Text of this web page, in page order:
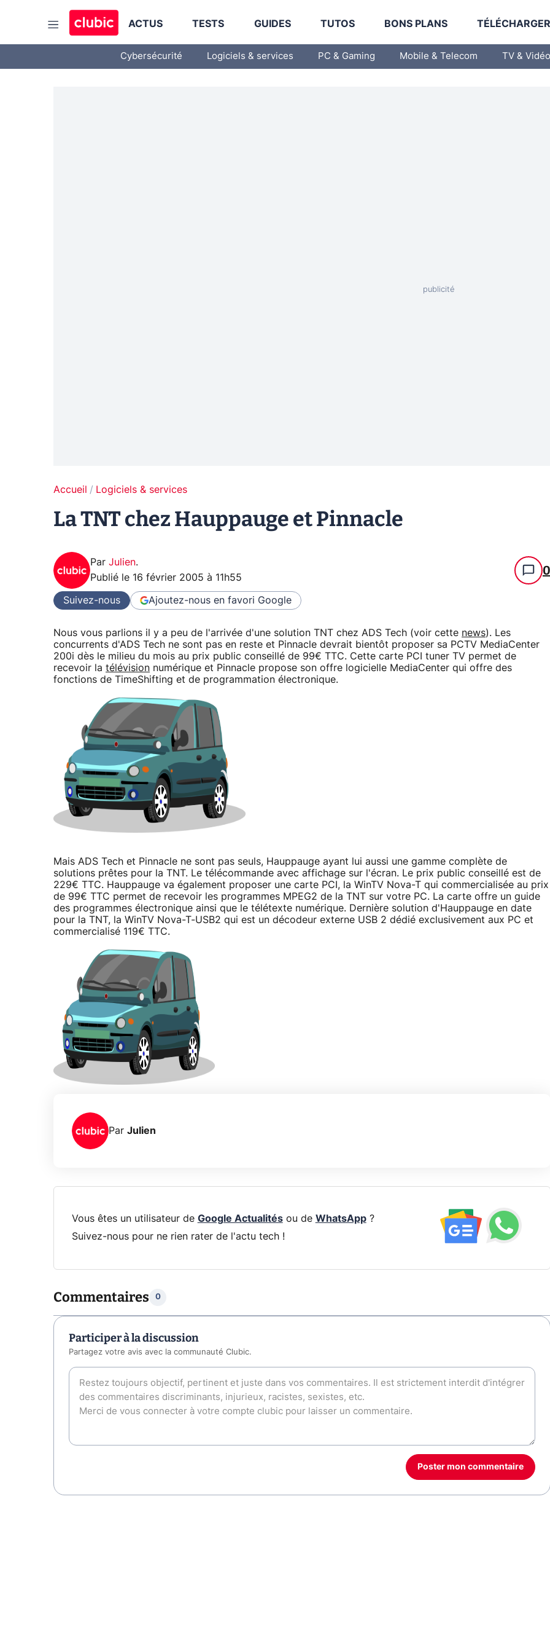
ACTUS TESTS GUIDES TUTOS BONS PLANS
Cybersécurité Logiciels & services PC & Gaming Mobile & Telecom TV & Vidéo
Accueil Logiciels & services
La TNT chez Hauppauge et Pinnacle
Par Julien.
Publié le 16 février 2005 à 11h55 0
Suivez-nous Ajoutez-nous en favori Google
Nous vous parlions il y a peu de l'arrivée d'une solution TNT chez ADS Tech (voir cette news). Les
concurrents d'ADS Tech ne sont pas en reste et Pinnacle devrait bientôt proposer sa PCTV MediaCenter
200i dès le milieu du mois au prix public conseillé de 99€ TTC. Cette carte PCI tuner TV permet de
recevoir la télévision numérique et Pinnacle propose son offre logicielle MediaCenter qui offre des
fonctions de TimeShifting et de programmation électronique.
Mais ADS Tech et Pinnacle ne sont pas seuls, Hauppauge ayant lui aussi une gamme complète de
solutions prêtes pour la TNT. Le télécommande avec affichage sur l'écran. Le prix public conseillé est de
229€ TTC. Hauppauge va également proposer une carte PCI, la WinTV Nova-T qui commercialisée au prix
de 99€ TTC permet de recevoir les programmes MPEG2 de la TNT sur votre PC. La carte offre un guide
des programmes électronique ainsi que le télétexte numérique. Dernière solution d'Hauppauge en date
pour la TNT, la WinTV Nova-T-USB2 qui est un décodeur externe USB 2 dédié exclusivement aux PC et
commercialisé 119€ TTC.
Par Julien
Vous êtes un utilisateur de Google Actualitésou de WhatsApp?
Suivez-nous pour ne rien rater de l'actu tech !
Commentaires 0
Participer à la discussion
Partagez votre avis avec la communauté Clubic.
Poster mon commentaire